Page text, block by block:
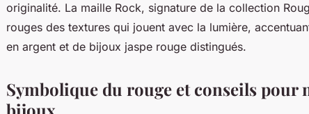
originalité. La maille Rock, signature de la collection
rouges des textures qui jouent avec la lumière,
en argent et de bijoux jaspe rouge distingués.
Symbolique du rouge et conseils pour